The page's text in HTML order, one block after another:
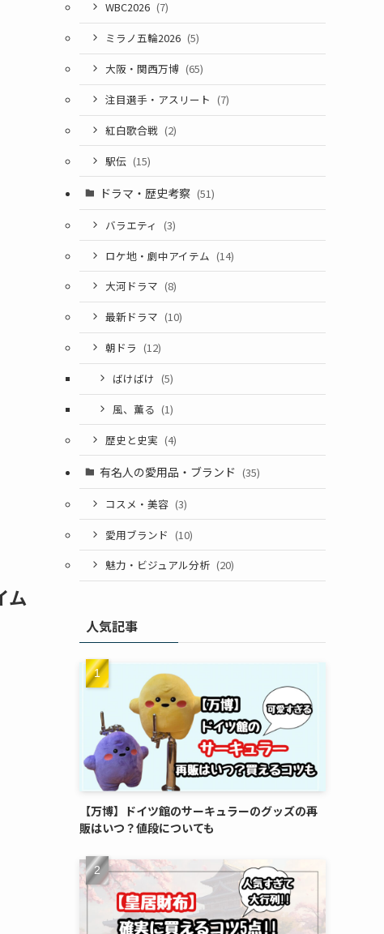
ム
WBC2026 (7)
ミラノ五輪2026 (5)
大阪・関西万博 (65)
注目選手・アスリート (7)
紅白歌合戦 (2)
駅伝 (15)
ドラマ・歴史考察 (51)
バラエティ (3)
ロケ地・劇中アイテム (14)
大河ドラマ (8)
最新ドラマ (10)
朝ドラ (12)
ばけばけ (5)
風、薫る (1)
歴史と史実 (4)
有名人の愛用品・ブランド (35)
コスメ・美容 (3)
愛用ブランド (10)
魅力・ビジュアル分析 (20)
人気記事
【万博】ドイツ館のサーキュラーのグッズの再
販はいつ？値段についても